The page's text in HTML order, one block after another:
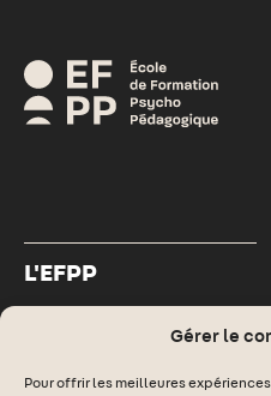
Gérer le
Pour offrir les meilleures
L'EFPP